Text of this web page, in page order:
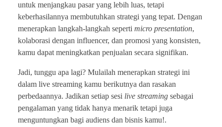
untuk menjangkau pasar yang lebih luas, tetapi
keberhasilannya membutuhkan strategi yang tepat. Dengan
menerapkan langkah-langkah seperti micro presentation,
kolaborasi dengan influencer, dan promosi yang konsisten,
kamu dapat meningkatkan penjualan secara signifikan.
Jadi, tunggu apa lagi? Mulailah menerapkan strategi ini
dalam live streaming kamu berikutnya dan rasakan
perbedaannya. Jadikan setiap sesi live streaming sebagai
pengalaman yang tidak hanya menarik tetapi juga
menguntungkan bagi audiens dan bisnis kamu!.